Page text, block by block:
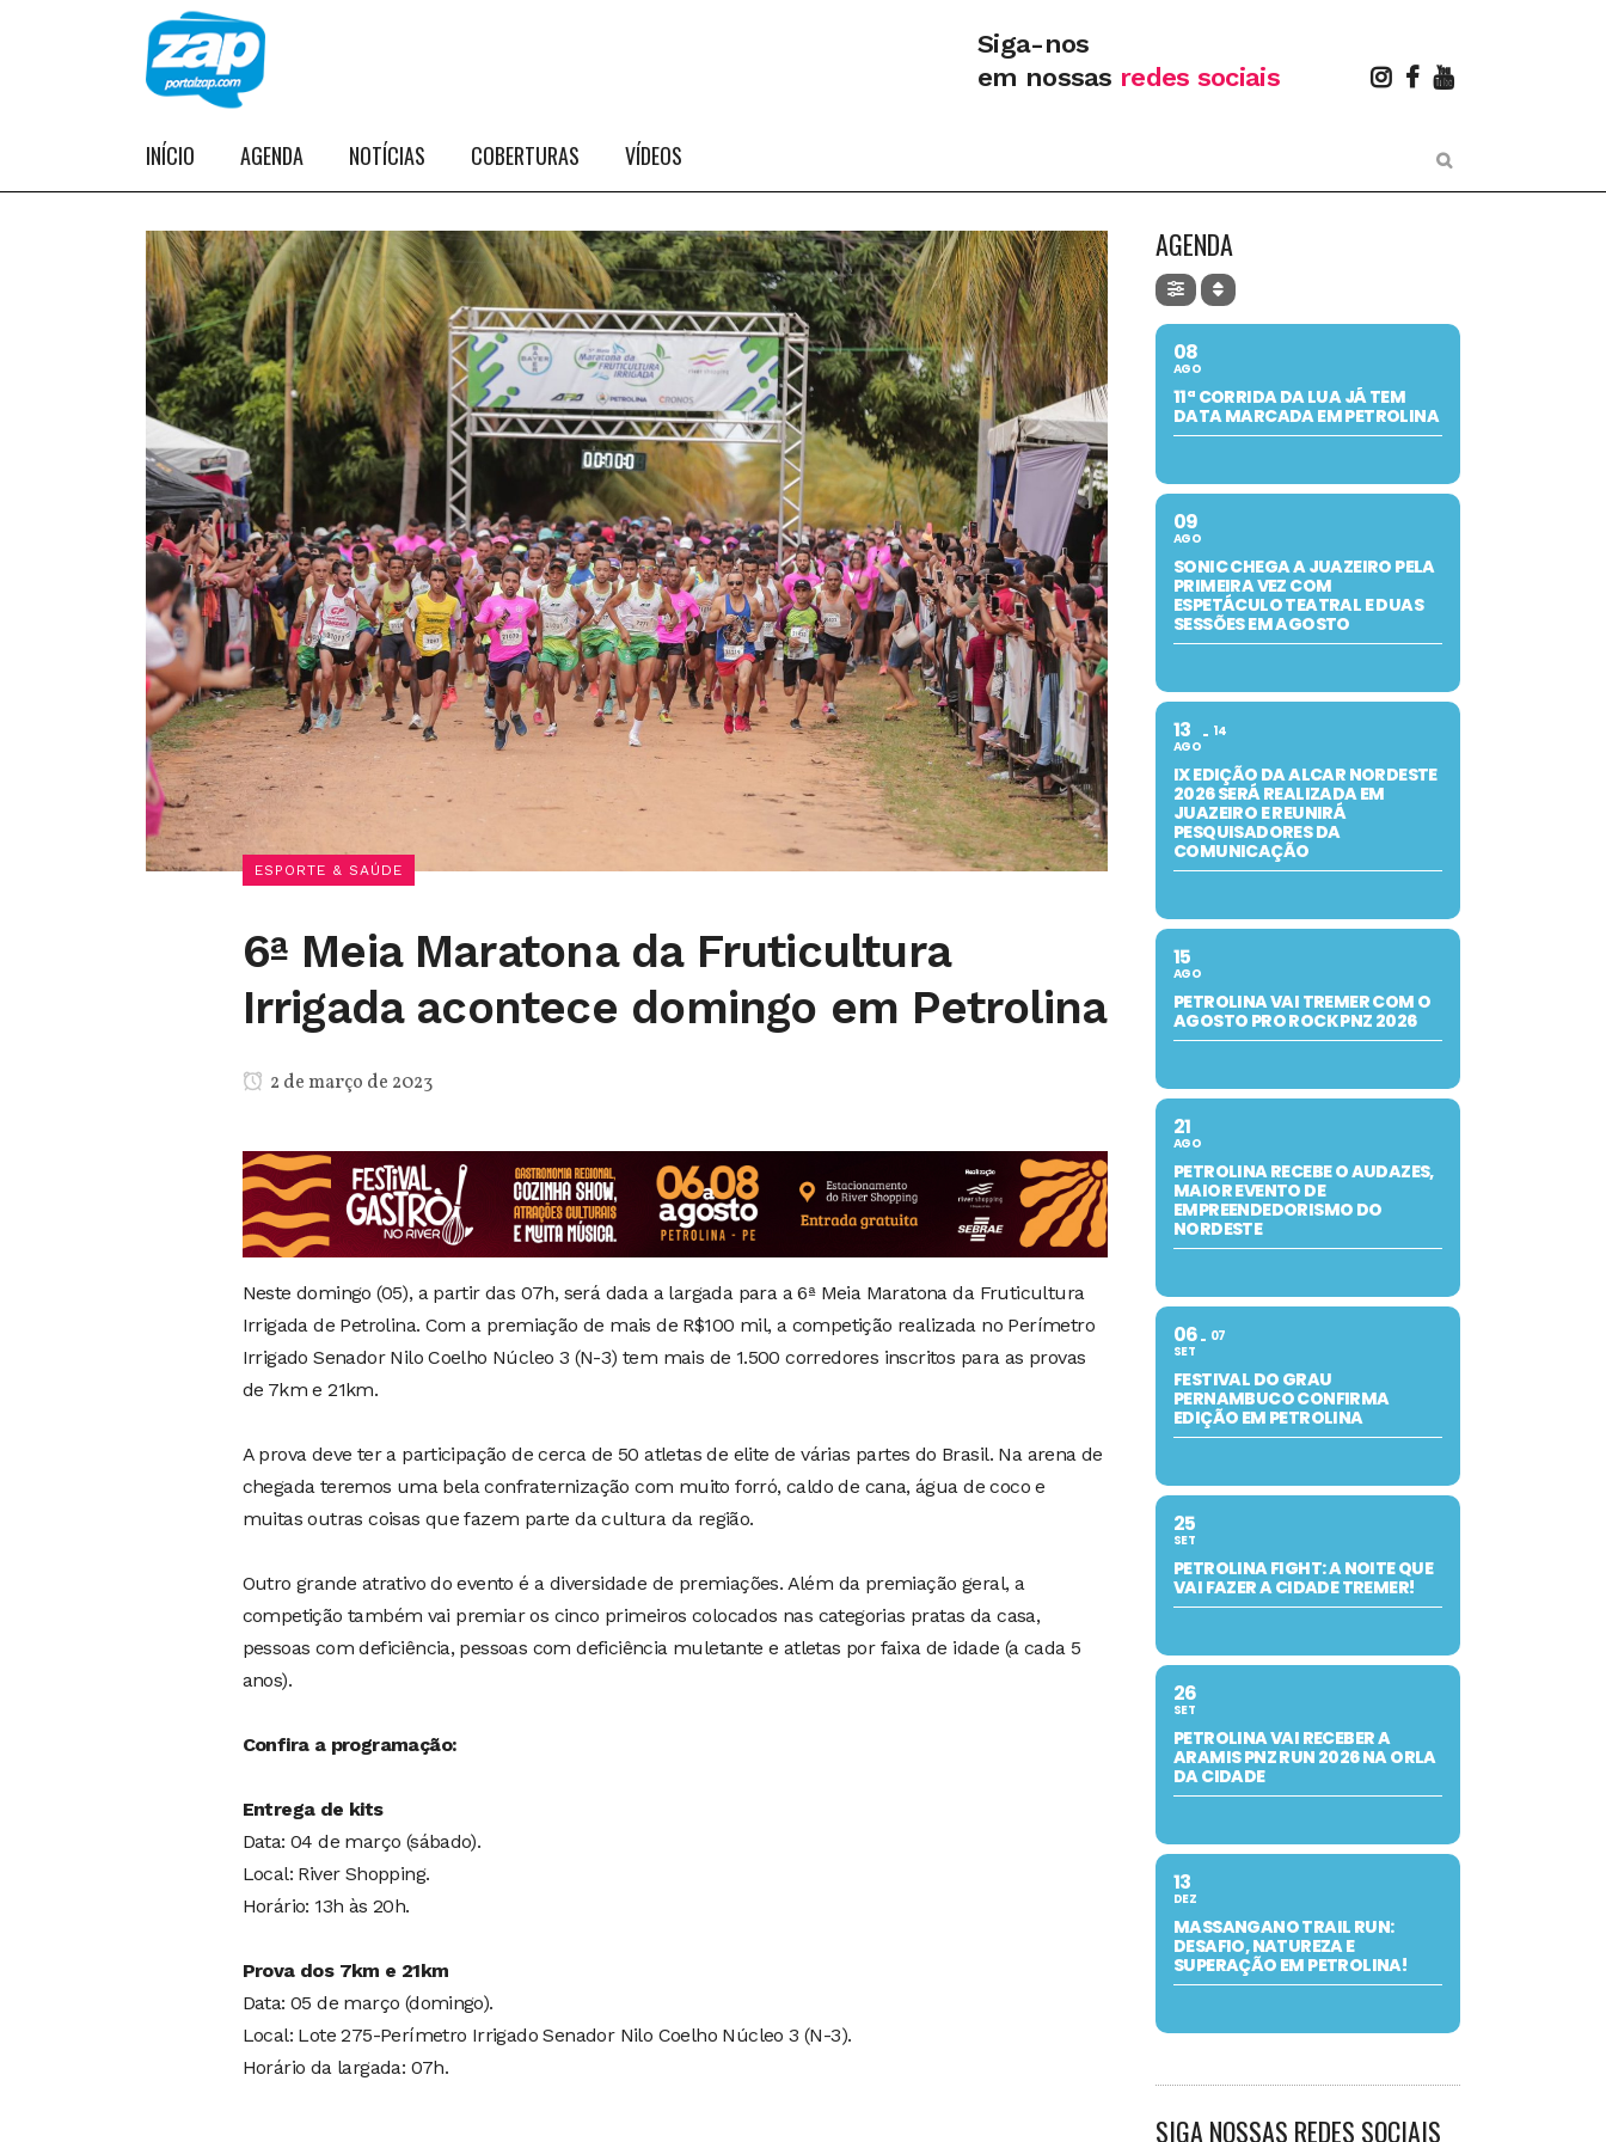
Siga-nos
em nossas redes sociais
INÍCIO AGENDA NOTÍCIAS COBERTURAS VÍDEOS
ESPORTE & SAÚDE
6ª Meia Maratona da Fruticultura
Irrigada acontece domingo em Petrolina
2 de março de 2023
Neste domingo (05), a partir das 07h, será dada a largada para a 6ª Meia Maratona da Fruticultura
Irrigada de Petrolina. Com a premiação de mais de R$100 mil, a competição realizada no Perímetro
Irrigado Senador Nilo Coelho Núcleo 3 (N-3) tem mais de 1.500 corredores inscritos para as provas
de 7km e 21km.
A prova deve ter a participação de cerca de 50 atletas de elite de várias partes do Brasil. Na arena de
chegada teremos uma bela confraternização com muito forró, caldo de cana, água de coco e
muitas outras coisas que fazem parte da cultura da região.
Outro grande atrativo do evento é a diversidade de premiações. Além da premiação geral, a
competição também vai premiar os cinco primeiros colocados nas categorias pratas da casa,
pessoas com deficiência, pessoas com deficiência muletante e atletas por faixa de idade (a cada 5
anos).
Confira a programação:
Entrega de kits
Data: 04 de março (sábado).
Local: River Shopping.
Horário: 13h às 20h.
Prova dos 7km e 21km
Data: 05 de março (domingo).
Local: Lote 275-Perímetro Irrigado Senador Nilo Coelho Núcleo 3 (N-3).
Horário da largada: 07h.
AGENDA
08
AGO
11ª CORRIDA DA LUA JÁ TEM
DATA MARCADA EM PETROLINA
09
AGO
SONIC CHEGA A JUAZEIRO PELA
PRIMEIRA VEZ COM
ESPETÁCULO TEATRAL E DUAS
SESSÕES EM AGOSTO
13
AGO
14
IX EDIÇÃO DA ALCAR NORDESTE
2026 SERÁ REALIZADA EM
JUAZEIRO E REUNIRÁ
PESQUISADORES DA
COMUNICAÇÃO
15
AGO
PETROLINA VAI TREMER COM O
AGOSTO PRO ROCK PNZ 2026
21
AGO
PETROLINA RECEBE O AUDAZES,
MAIOR EVENTO DE
EMPREENDEDORISMO DO
NORDESTE
06
SET
07
FESTIVAL DO GRAU
PERNAMBUCO CONFIRMA
EDIÇÃO EM PETROLINA
25
SET
PETROLINA FIGHT: A NOITE QUE
VAI FAZER A CIDADE TREMER!
26
SET
PETROLINA VAI RECEBER A
ARAMIS PNZ RUN 2026 NA ORLA
DA CIDADE
13
DEZ
MASSANGANO TRAIL RUN:
DESAFIO, NATUREZA E
SUPERAÇÃO EM PETROLINA!
SIGA NOSSAS REDES SOCIAIS